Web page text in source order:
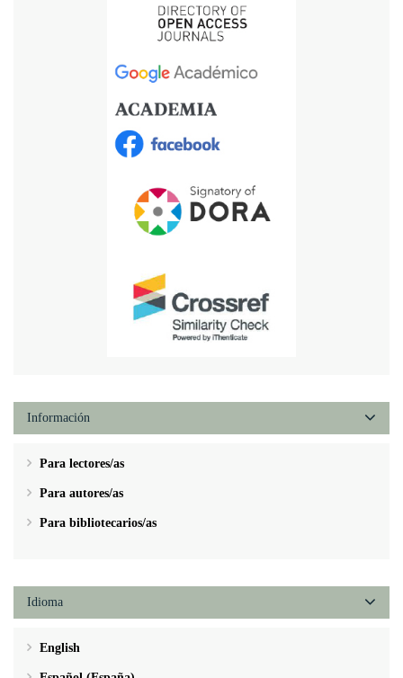
Información
Para lectores/as
Para autores/as
Para bibliotecarios/as
Idioma
English